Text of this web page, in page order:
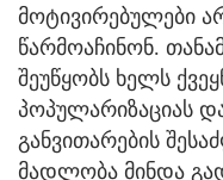
მოტივირებულები
წარმოაჩინონ.
შეუწყობს ხელს
პოპულარიზაციას
განვითარების
მადლობა მინდა